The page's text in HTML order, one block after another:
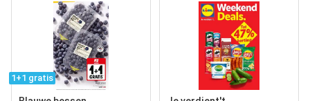
1+1 gratis